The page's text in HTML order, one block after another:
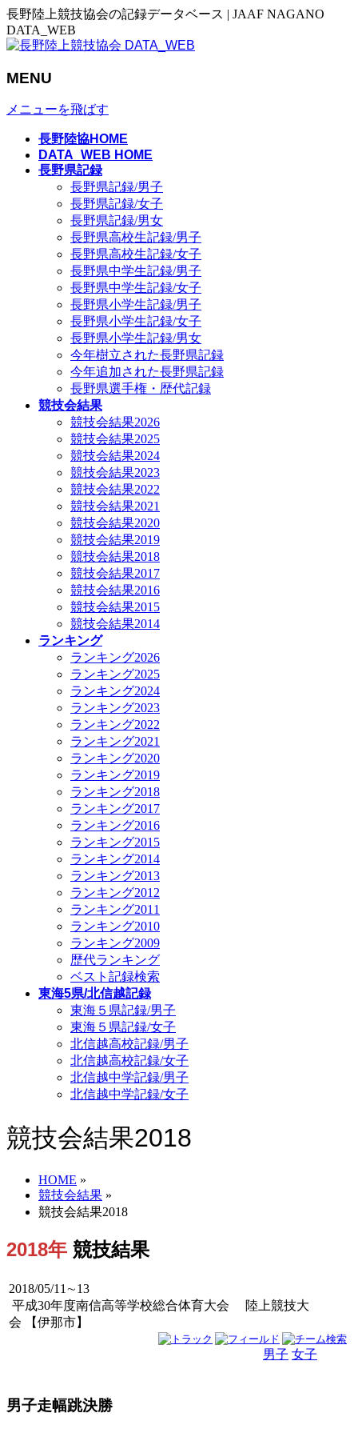
長野陸上競技協会の記録データベース | JAAF NAGANO
DATA_WEB
MENU
メニューを飛ばす
長野陸協HOME
DATA_WEB HOME
長野県記録
長野県記録/男子
長野県記録/女子
長野県記録/男女
長野県高校生記録/男子
長野県高校生記録/女子
長野県中学生記録/男子
長野県中学生記録/女子
長野県小学生記録/男子
長野県小学生記録/女子
長野県小学生記録/男女
今年樹立された長野県記録
今年追加された長野県記録
長野県選手権・歴代記録
競技会結果
競技会結果2026
競技会結果2025
競技会結果2024
競技会結果2023
競技会結果2022
競技会結果2021
競技会結果2020
競技会結果2019
競技会結果2018
競技会結果2017
競技会結果2016
競技会結果2015
競技会結果2014
ランキング
ランキング2026
ランキング2025
ランキング2024
ランキング2023
ランキング2022
ランキング2021
ランキング2020
ランキング2019
ランキング2018
ランキング2017
ランキング2016
ランキング2015
ランキング2014
ランキング2013
ランキング2012
ランキング2011
ランキング2010
ランキング2009
歴代ランキング
ベスト記録検索
東海5県/北信越記録
東海５県記録/男子
東海５県記録/女子
北信越高校記録/男子
北信越高校記録/女子
北信越中学記録/男子
北信越中学記録/女子
競技会結果2018
HOME »
競技会結果 »
競技会結果2018
2018年 競技結果
2018/05/11∼13
平成30年度南信高等学校総合体育大会 陸上競技大
会 【伊那市】
男子 女子
男子走幅跳決勝